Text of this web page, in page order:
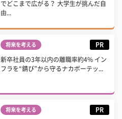
でどこまで広がる？ 大学生が挑んだ自
由...
将来を考える PR
新卒社員の3年以内の離職率約4% イン
フラを“錆び”から守るナカボーテッ...
将来を考える PR